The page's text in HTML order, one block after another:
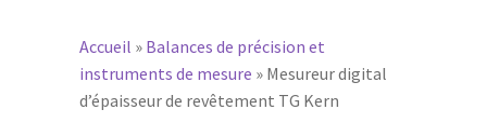
Accueil » Balances de précision et
instruments de mesure » Mesureur digital
d’épaisseur de revêtement TG Kern